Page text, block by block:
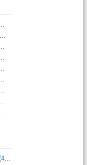
2023合击传奇私服最强战力养成终极秘籍(428)